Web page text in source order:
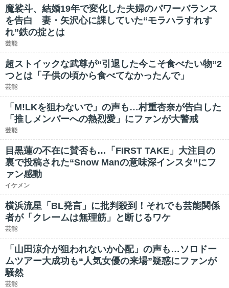
魔裟斗、結婚19年で変化した夫婦のパワーバランス
を告白 妻・矢沢心に課していた“モラハラすれす
れ”鉄の掟とは
芸能
超ストイックな武尊が“引退した今こそ食べたい物”2
つとは「子供の頃から食べてなかったんで」
芸能
「M!LKを狙わないで」の声も…村重杏奈が告白した
「推しメンバーへの熱烈愛」にファンが大警戒
芸能
目黒蓮の不在に賛否も…「FIRST TAKE」大注目の
裏で投稿された“Snow Manの意味深インスタ”にフ
ァン感動
イケメン
横浜流星「BL発言」に批判殺到！それでも芸能関係
者が「クレームは無理筋」と断じるワケ
芸能
「山田涼介が狙われないか心配」の声も…ソロドー
ムツアー大成功も“人気女優の来場”疑惑にファンが
騒然
芸能